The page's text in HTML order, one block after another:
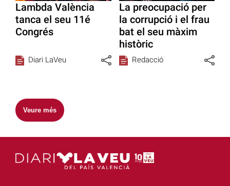
Lambda València
tanca el seu 11é
Congrés
Diari LaVeu
La preocupació per
la corrupció i el frau
bat el seu màxim
històric
Redacció
Veure més